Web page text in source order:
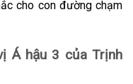
cho con đường chạm
Á hậu 3 của Trịnh